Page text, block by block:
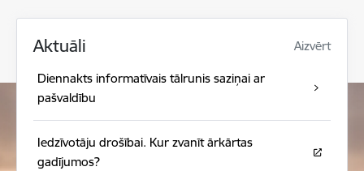
Aktuāli Aizvērt
Diennakts informatīvais tālrunis saziņai ar
pašvaldību
Iedzīvotāju drošībai. Kur zvanīt ārkārtas
gadījumos?